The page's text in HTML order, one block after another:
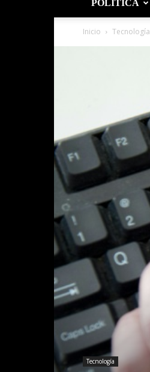
POLITÍCA
Inicio Tecnología
Tecnología